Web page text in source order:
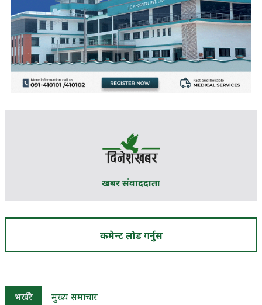
खबर संवाददाता
कमेन्ट लोड गर्नुस
भर्खरै मुख्य समाचार